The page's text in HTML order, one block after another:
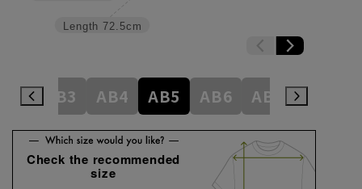
Length 72.5cm
A8 AB3 AB4 AB5 AB6 AB7 AB8
Check the recommended
size